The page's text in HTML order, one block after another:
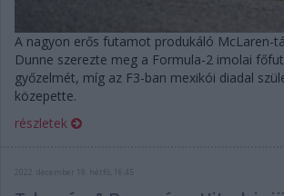
A nagyon erős futamot produkáló McLaren-
Dunne szerezte meg a Formula-2 imolai
győzelmét, míg az F3-ban mexikói diadal
közepette.
részletek
2022. december 19. hétfő, 16:45